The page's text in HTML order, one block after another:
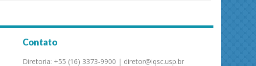
Contato
Diretoria: +55 (16) 3373-9900 | diretor@iqsc.usp.br